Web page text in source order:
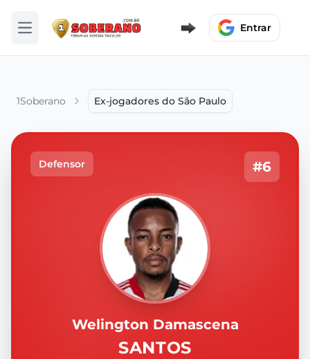
Abrir menu Entrar
1Soberano Ex-jogadores do São Paulo
Defensor #6
Welington Damascena
SANTOS